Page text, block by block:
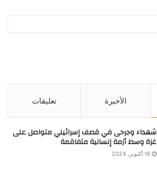
الأخيرة تعليقات
شهداء وجرحى في قصف إسرائيلي متواصل على
غزة وسط أزمة إنسانية متفاقمة
16 أكتوبر، 2024